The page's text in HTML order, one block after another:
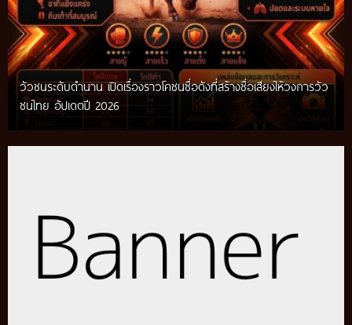
วัวชนระดับตำนาน เปิดเรื่องราวโคชนชื่อดังที่สร้างชื่อเสียงให้วงการวัว
ชนไทย อัปเดตปี 2026